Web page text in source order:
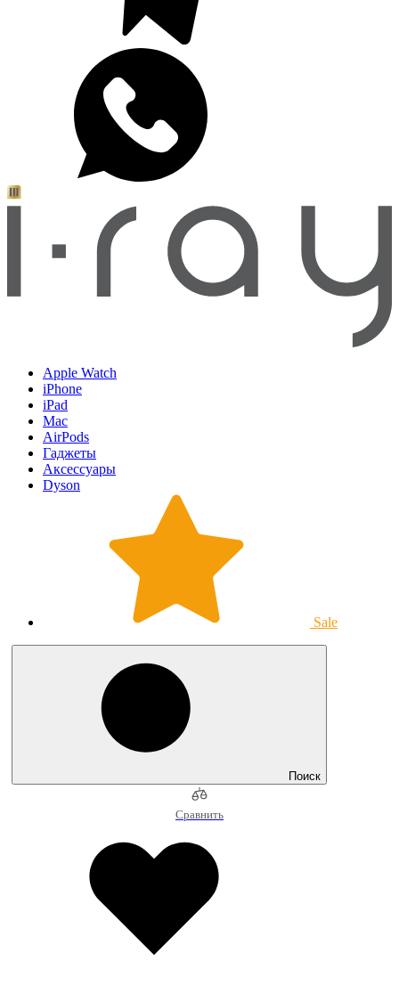
Apple Watch
iPhone
iPad
Mac
AirPods
Гаджеты
Аксессуары
Dyson
Sale
Поиск
Сравнить